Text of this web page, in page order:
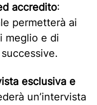
accredito:
permetterà ai
meglio e di
esclusiva e
un’intervista